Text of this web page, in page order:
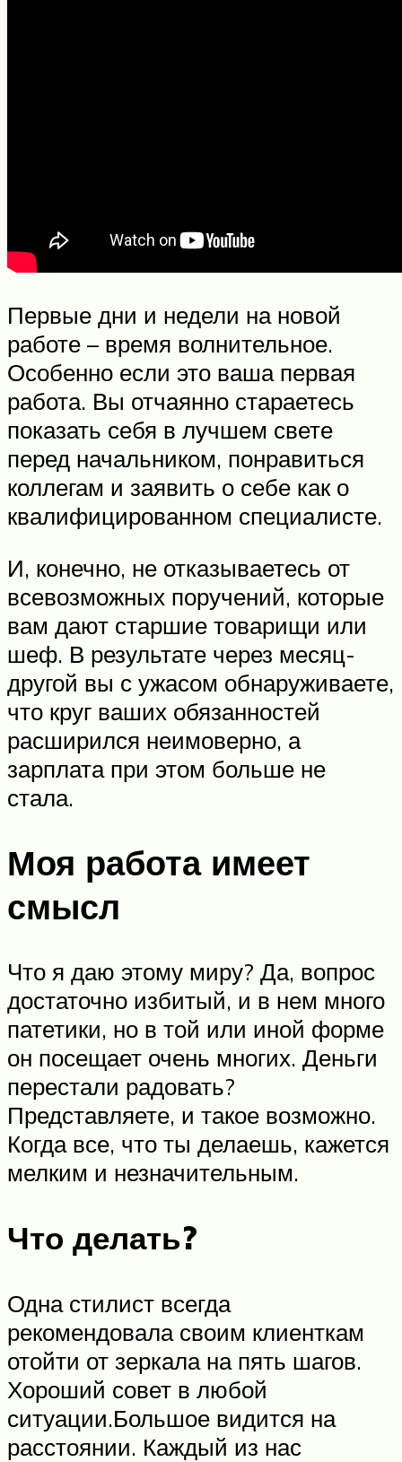
Первые дни и недели на новой
работе – время волнительное.
Особенно если это ваша первая
работа. Вы отчаянно стараетесь
показать себя в лучшем свете
перед начальником, понравиться
коллегам и заявить о себе как о
квалифицированном специалисте.
И, конечно, не отказываетесь от
всевозможных поручений, которые
вам дают старшие товарищи или
шеф. В результате через месяц-
другой вы с ужасом обнаруживаете,
что круг ваших обязанностей
расширился неимоверно, а
зарплата при этом больше не
стала.
Моя работа имеет
смысл
Что я даю этому миру? Да, вопрос
достаточно избитый, и в нем много
патетики, но в той или иной форме
он посещает очень многих. Деньги
перестали радовать?
Представляете, и такое возможно.
Когда все, что ты делаешь, кажется
мелким и незначительным.
Что делать?
Одна стилист всегда
рекомендовала своим клиенткам
отойти от зеркала на пять шагов.
Хороший совет в любой
ситуации.Большое видится на
расстоянии. Каждый из нас